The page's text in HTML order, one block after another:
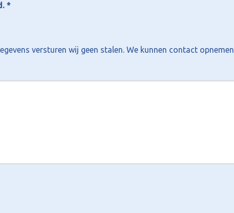
*
versturen wij geen stalen. We kunnen contact
printen.]